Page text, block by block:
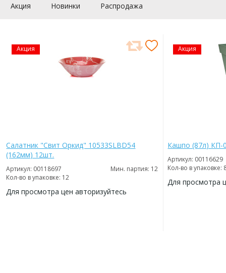
Акция Новинки Распродажа
Акция
Салатник "Свит Оркид" 10533SLBD54
(162мм) 12шт.
Артикул: 00118697
Мин. партия: 12
Кол-во в упаковке: 12
Для просмотра цен авторизуйтесь
Акция
Кашпо (87л) КП-
Артикул: 00116629
Кол-во в упаковке:
Для просмотра